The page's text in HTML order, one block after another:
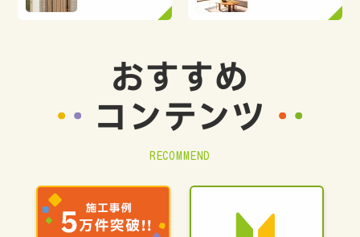
おすすめ
コンテンツ
RECOMMEND